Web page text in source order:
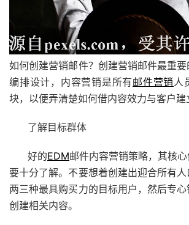
如何创建营销邮件？创建营销邮件最重
编排设计，内容营销是所有邮件营销人
块，以便弄清楚如何借内容效力与客户建
了解目标群体
好的EDM邮件内容营销策略，其核
要十分了解。不要想着创建出迎合所有
两三种最具购买力的目标用户，然后专
创建相关内容。